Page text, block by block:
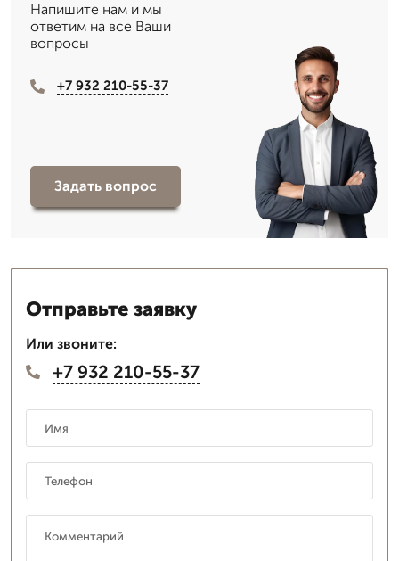
Напишите нам и мы
ответим на все Ваши
вопросы
+7 932 210-55-37
Задать вопрос
Отправьте заявку
Или звоните:
+7 932 210-55-37